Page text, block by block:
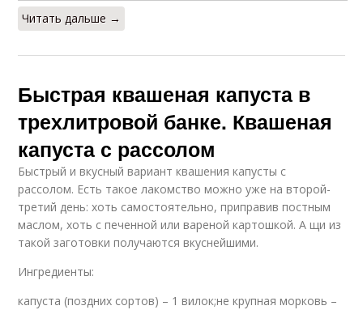
Читать дальше →
Быстрая квашеная капуста в
трехлитровой банке. Квашеная
капуста с рассолом
Быстрый и вкусный вариант квашения капусты с
рассолом. Есть такое лакомство можно уже на второй-
третий день: хоть самостоятельно, приправив постным
маслом, хоть с печенной или вареной картошкой. А щи из
такой заготовки получаются вкуснейшими.
Ингредиенты:
капуста (поздних сортов) – 1 вилок;не крупная морковь –